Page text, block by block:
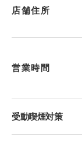
店舗住所
営業時間
受動喫煙対策